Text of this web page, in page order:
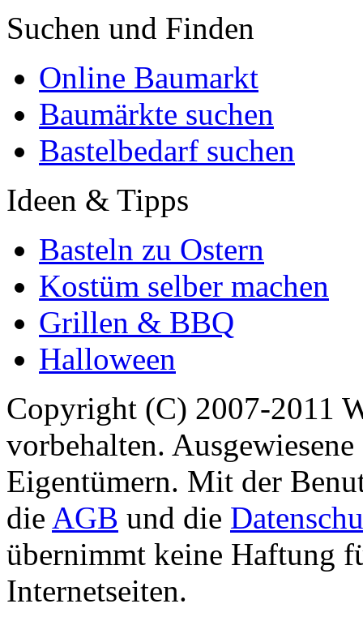
Suchen und Finden
Online Baumarkt
Baumärkte suchen
Bastelbedarf suchen
Ideen & Tipps
Basteln zu Ostern
Kostüm selber machen
Grillen & BBQ
Halloween
Copyright (C) 2007-2011
vorbehalten.
Eigentümern. Mit der
die AGB und die
übernimmt keine Haftung
Internetseiten.